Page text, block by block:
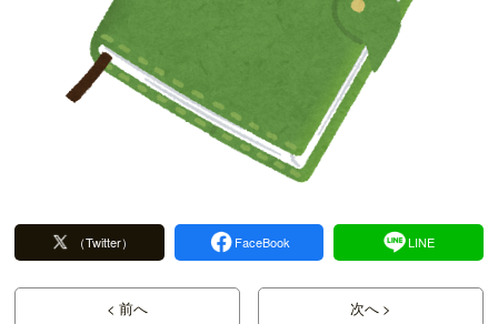
（Twitter） FaceBook LINE
< 前へ 次へ >